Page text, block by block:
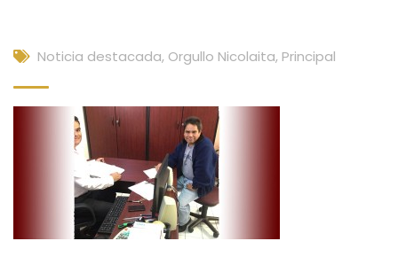
Noticia destacada, Orgullo Nicolaita, Principal